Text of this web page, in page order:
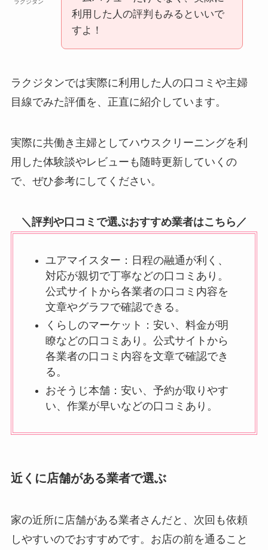
ラクジタン
利用した人の評判もみるといいで
すよ！
ラクジタンでは実際に利用した人の口コミや主婦
目線でみた評価を、正直に紹介しています。
実際に共働き主婦としてハウスクリーニングを利
用した体験談やレビューも随時更新していくの
で、ぜひ参考にしてください。
＼評判や口コミで選ぶおすすめ業者はこちら／
ユアマイスター：日程の融通が利く、
対応が親切で丁寧などの口コミあり。
公式サイトから各業者の口コミ内容を
文章やグラフで確認できる。
くらしのマーケット：安い、料金が明
瞭などの口コミあり。公式サイトから
各業者の口コミ内容を文章で確認でき
る。
おそうじ本舗：安い、予約が取りやす
い、作業が早いなどの口コミあり。
近くに店舗がある業者で選ぶ
家の近所に店舗がある業者さんだと、次回も依頼
しやすいのでおすすめです。お店の前を通ること